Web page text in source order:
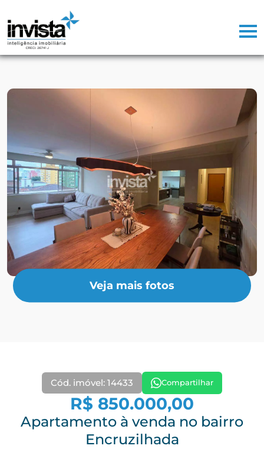
Veja mais fotos
Cód. imóvel: 14433 Compartilhar
R$ 850.000,00
Apartamento à venda no bairro
Encruzilhada